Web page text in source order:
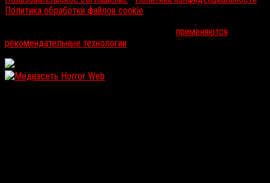
Политика обработки файлов cookie
применяются
рекомендательные технологии